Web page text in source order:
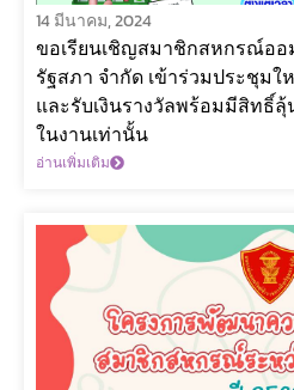
14 มีนาคม, 2024
ขอเรียนเชิญสมาชิกสหกรณ์ออ
รัฐสภา จำกัด เข้าร่วมประชุม
และรับเงินรางวัลพร้อมมีสิทธิ์ลุ้
ในงานเท่านั้น
อ่านเพิ่มเติม